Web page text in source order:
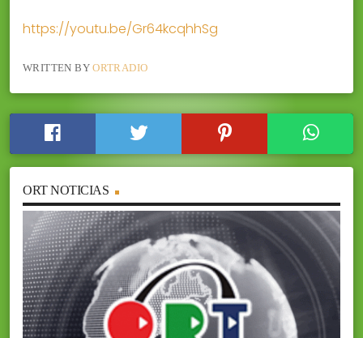
https://youtu.be/Gr64kcqhhSg
WRITTEN BYORTRADIO
ORT NOTICIAS